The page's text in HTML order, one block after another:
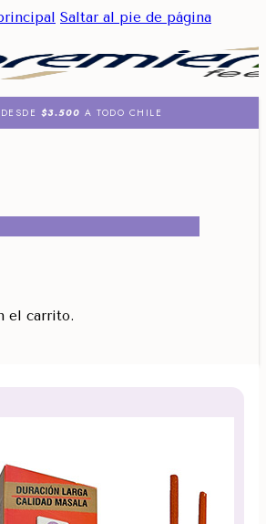
Saltar al pie de página
$3.500 A TODO CHILE
el carrito.